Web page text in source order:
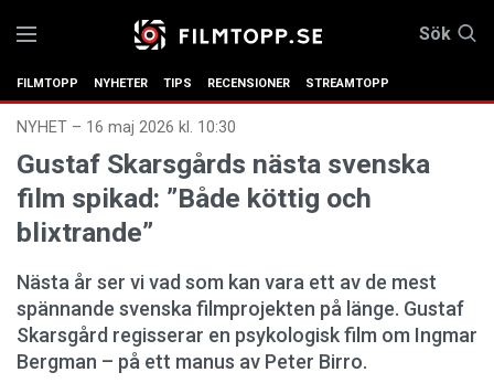
Sök
FILMTOPP NYHETER TIPS RECENSIONER STREAMTOPP
NYHET – 16 maj 2026 kl. 10:30
Gustaf Skarsgårds nästa svenska
film spikad: ”Både köttig och
blixtrande”
Nästa år ser vi vad som kan vara ett av de mest
spännande svenska filmprojekten på länge. Gustaf
Skarsgård regisserar en psykologisk film om Ingmar
Bergman – på ett manus av Peter Birro.